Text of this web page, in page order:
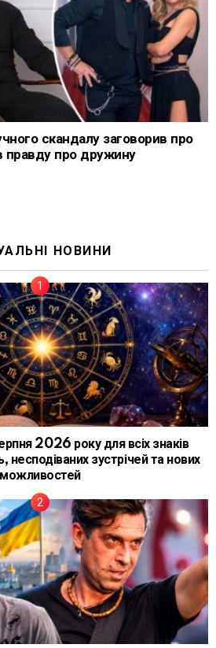
скандалу заговорив про
правду про дружину
НОВИНИ
2026 року для всіх знаків
несподіваних зустрічей та нових
можливостей